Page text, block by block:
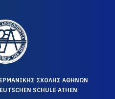
ΣΧΟΛΗΣ ΑΘΗΝΩΝ
SCHULE ATHEN